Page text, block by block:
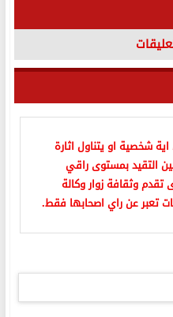
شخصية او يتناول اثارة
التقيد بمستوى راقي
تقدم وثقافة زوار وكالة
تعبر عن راي اصحابها فقط.